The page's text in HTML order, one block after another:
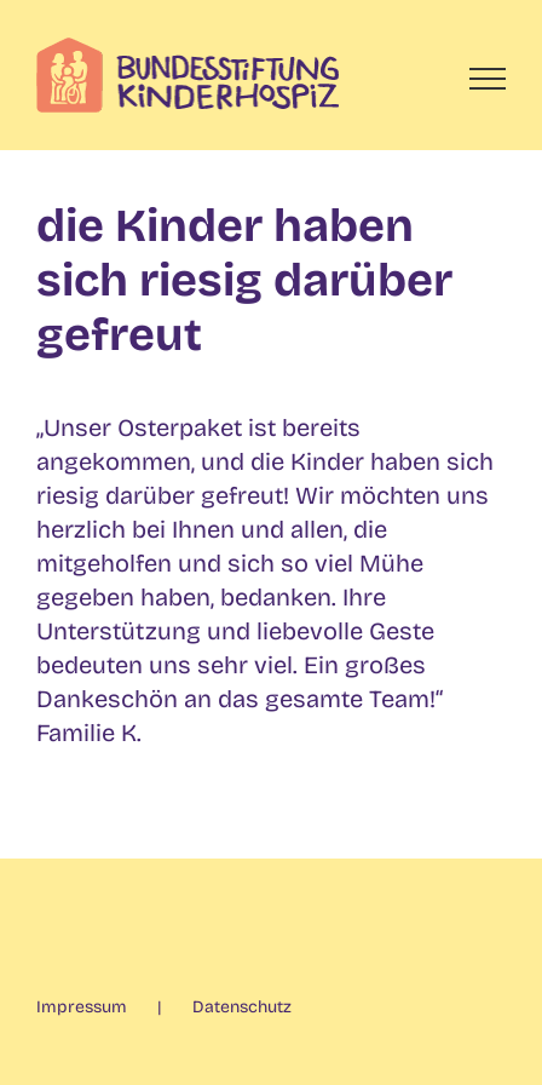
content
die Kinder haben
sich riesig darüber
gefreut
„Unser Osterpaket ist bereits
angekommen, und die Kinder haben sich
riesig darüber gefreut! Wir möchten uns
herzlich bei Ihnen und allen, die
mitgeholfen und sich so viel Mühe
gegeben haben, bedanken. Ihre
Unterstützung und liebevolle Geste
bedeuten uns sehr viel. Ein großes
Dankeschön an das gesamte Team!“
Familie K.
Impressum Datenschutz